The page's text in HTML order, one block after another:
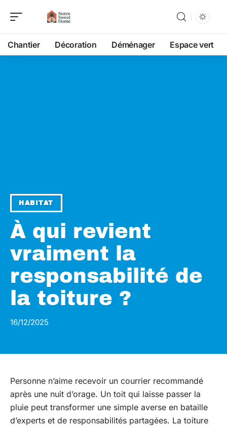
Chantier Décoration Déménager Espace vert
HABITAT
À qui revient
vraiment la
responsabilité de
la toiture ?
16/12/2025
Personne n’aime recevoir un courrier recommandé
après une nuit d’orage. Un toit qui laisse passer la
pluie peut transformer une simple averse en bataille
d’experts et de responsabilités partagées. La toiture